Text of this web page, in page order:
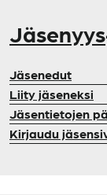
Jäsenyys
Jäsenedut
Liity jäseneksi
Jäsentietojen
Kirjaudu